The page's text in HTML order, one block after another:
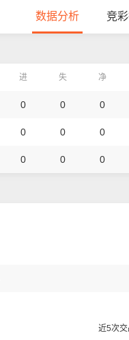
数据分析 竞
进 失 净
0 0 0
0 0 0
0 0 0
近5次